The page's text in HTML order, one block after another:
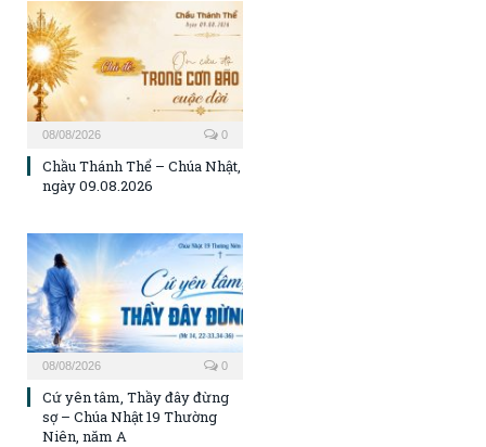
08/08/2026 0
Chầu Thánh Thể – Chúa Nhật,
ngày 09.08.2026
08/08/2026 0
Cứ yên tâm, Thầy đây đừng
sợ – Chúa Nhật 19 Thường
Niên, năm A